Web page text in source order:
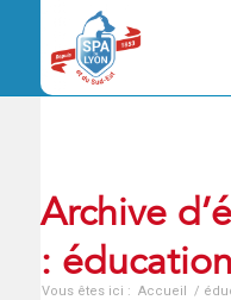
Archive
:
Vous êtes ici : Accueil /